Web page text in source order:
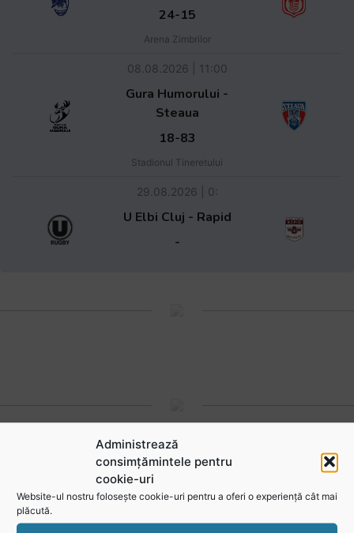
Administrează
consimțămintele pentru
cookie-uri
Website-ul nostru folosește cookie-uri pentru a oferi o experiență cât mai
plăcută.
24-15
Arena Zimbrilor
08.08.2026 | 11:00
Gura Humorului -
Steaua
18-83
Stadionul Tineretului
29.08.2026 | 0:
U Elbi Cluj - Rapid
-
Regulament acces spectatori la meciuri